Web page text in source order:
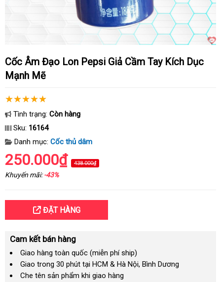
Cốc Âm Đạo Lon Pepsi Giả Cầm Tay Kích Dục
Mạnh Mẽ
Tình trạng: Còn hàng
Sku: 16164
Danh mục: Cốc thủ dâm
250.000₫ 438.000₫
Khuyến mãi:-43%
ĐẶT HÀNG
Cam kết bán hàng
Giao hàng toàn quốc (miễn phí ship)
Giao trong 30 phút tại HCM & Hà Nội, Bình Dương
Che tên sản phẩm khi giao hàng